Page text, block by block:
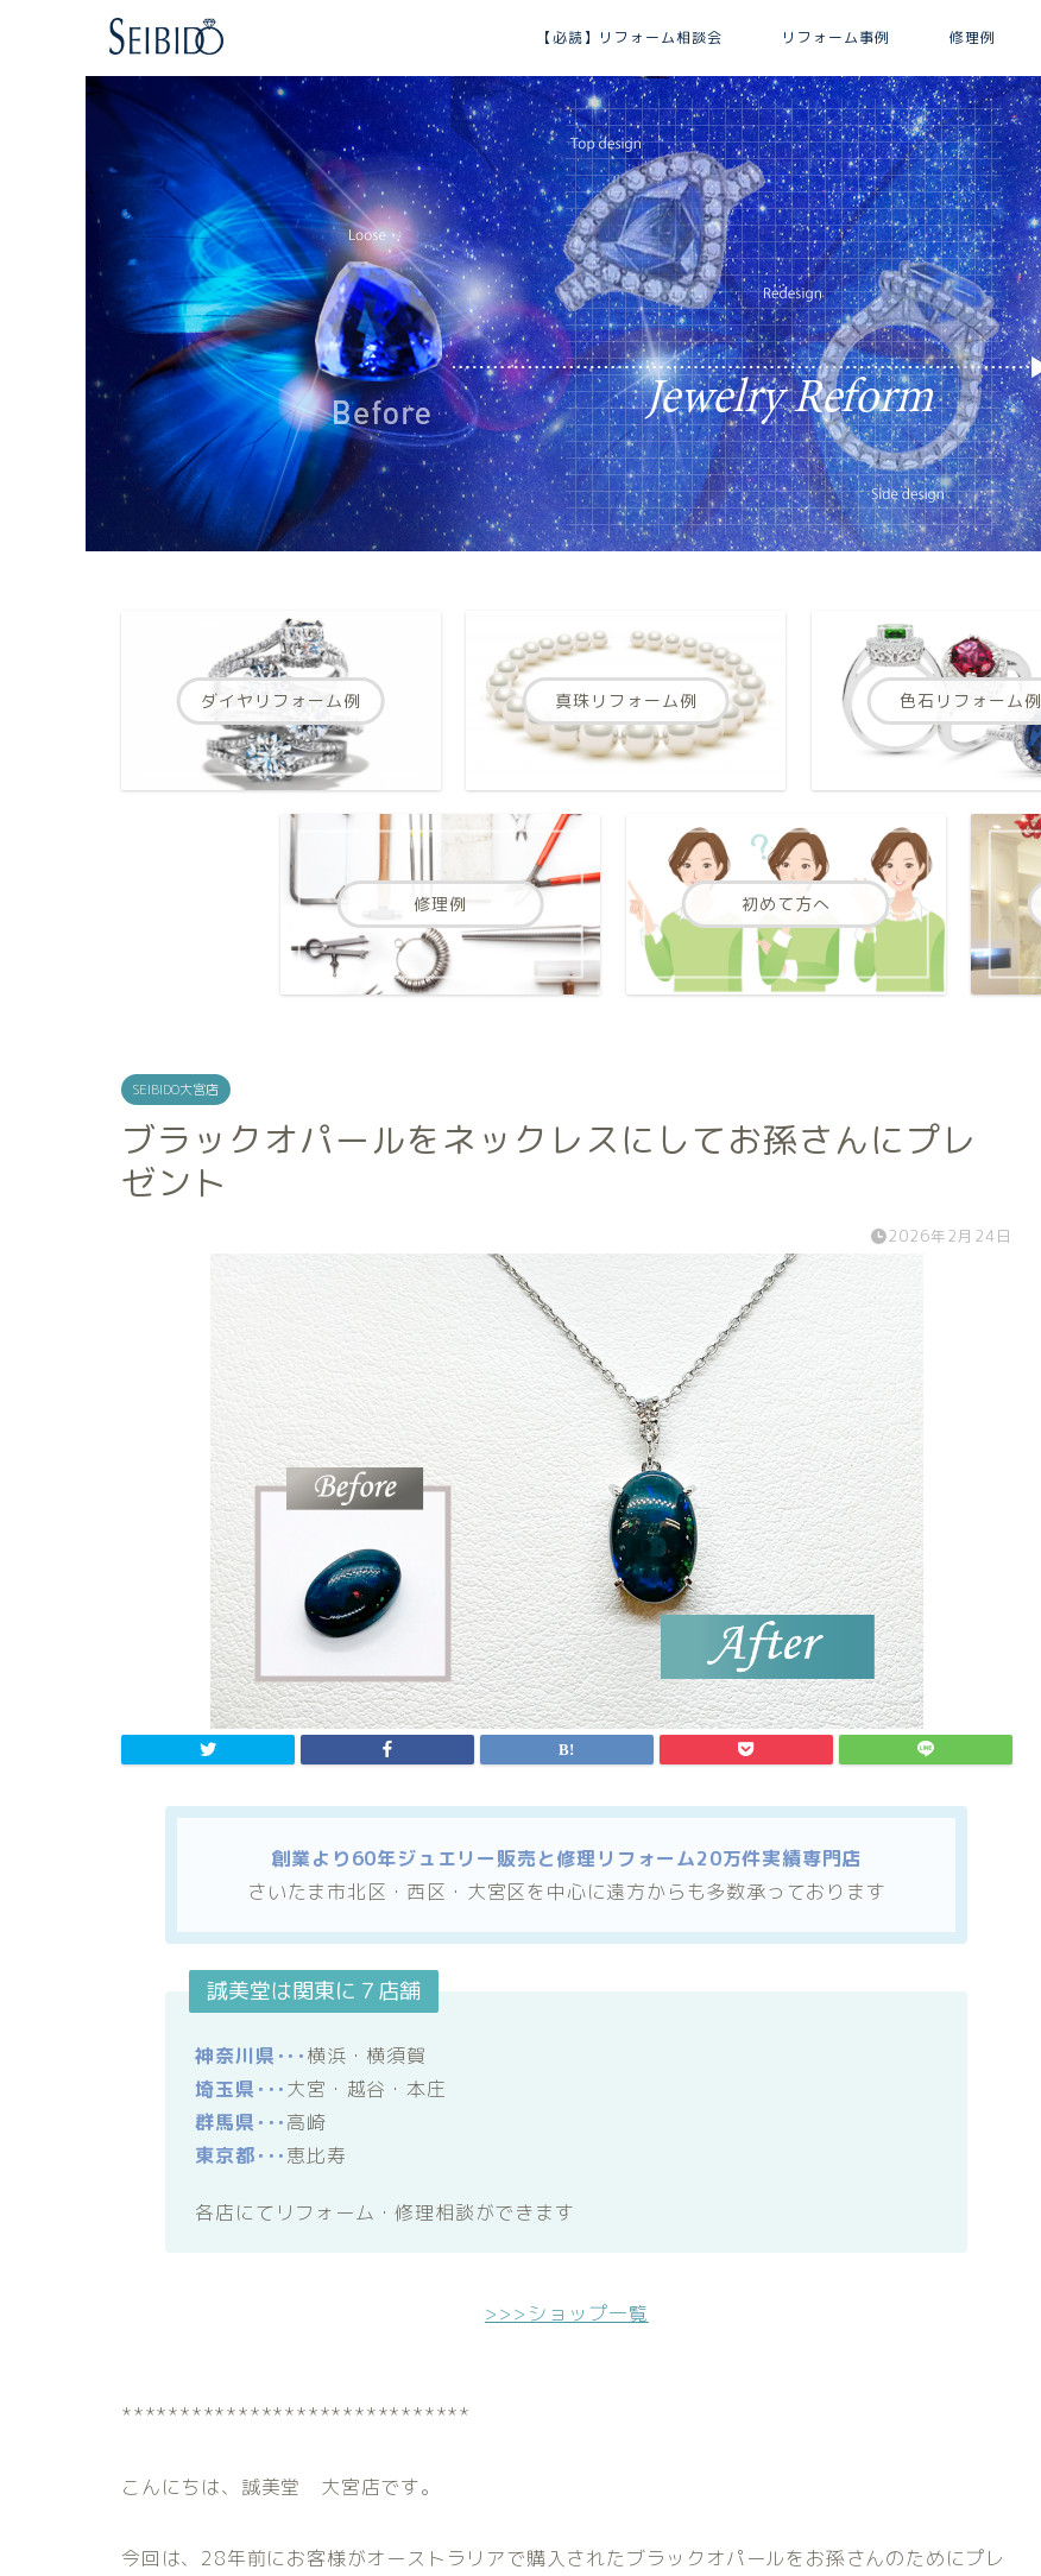
【必読】リフォーム相談会 リフォーム事例 修理例
ダイヤリフォーム例 真珠リフォーム例 色石リフォーム例
修理例 初めて方へ
SEIBIDO大宮店
ブラックオパールをネックレスにしてお孫さんにプレ
ゼント
2026年2月24日
創業より60年ジュエリー販売と修理リフォーム20万件実績専門店
さいたま市北区・西区・大宮区を中心に遠方からも多数承っております
誠美堂は関東に７店舗
神奈川県･･･横浜・横須賀
埼玉県･･･大宮・越谷・本庄
群馬県･･･高崎
東京都･･･恵比寿
各店にてリフォーム・修理相談ができます
>>>ショップ一覧
******************************
こんにちは、誠美堂 大宮店です。
今回は、28年前にお客様がオーストラリアで購入されたブラックオパールをお孫さんのためにプレ